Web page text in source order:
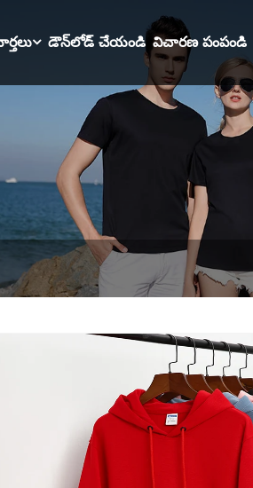
డౌన్‌లోడ్ చేయండి విచారణ పంపండి